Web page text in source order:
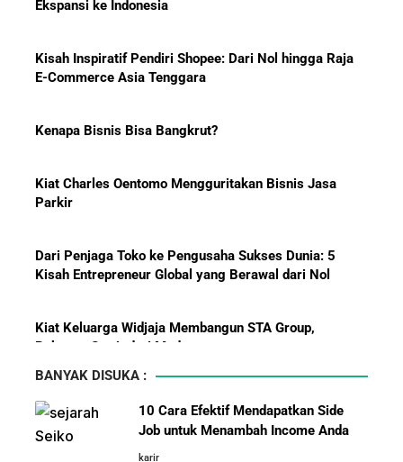
Bonus yang Diterima Para
Menanti Solar B50: Mampukah
Menjadi Revolusi Baru Energi
E-Commerce Asia Tenggara
Parkir
Kisah Entrepreneur Global yang Berawal dari Nol
Raksasa Sawit dari Medan
5 Karakter yang Membuat Bisnis Tidak Pernah Maju,
Wajib Dihindari Pengusaha
10 Hambatan Utama Pemasaran yang Tidak Bisa
BANYAK DISUKA :
10 Cara Efektif Mendapatkan Side
Job untuk Menambah Income Anda
karir